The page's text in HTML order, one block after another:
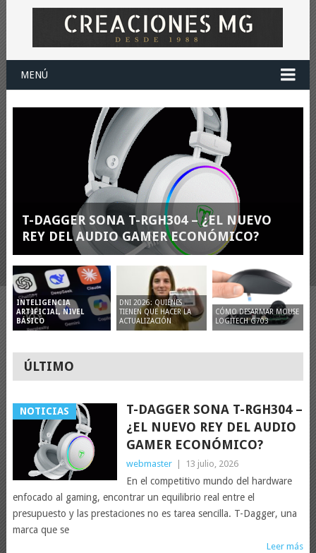
MENÚ
T-DAGGER SONA T-RGH304 – ¿EL NUEVO
REY DEL AUDIO GAMER ECONÓMICO?
INTELIGENCIA
ARTIFICIAL, NIVEL
BÁSICO
CÓMO DESARMAR MOUSE
LOGITECH G703
DNI 2026: QUIÉNES
TIENEN QUE HACER LA
ACTUALIZACIÓN
ÚLTIMO
NOTICIAS
T-DAGGER SONA T-RGH304 –
¿EL NUEVO REY DEL AUDIO
GAMER ECONÓMICO?
webmaster | 13 julio, 2026
En el competitivo mundo del hardware
enfocado al gaming, encontrar un equilibrio real entre el
presupuesto y las prestaciones no es tarea sencilla. T-Dagger, una
marca que se
Leer más